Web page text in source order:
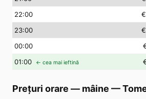
22:00
23:00
00:00
01:00 ← cea mai ieftină
Prețuri orare — mâine —